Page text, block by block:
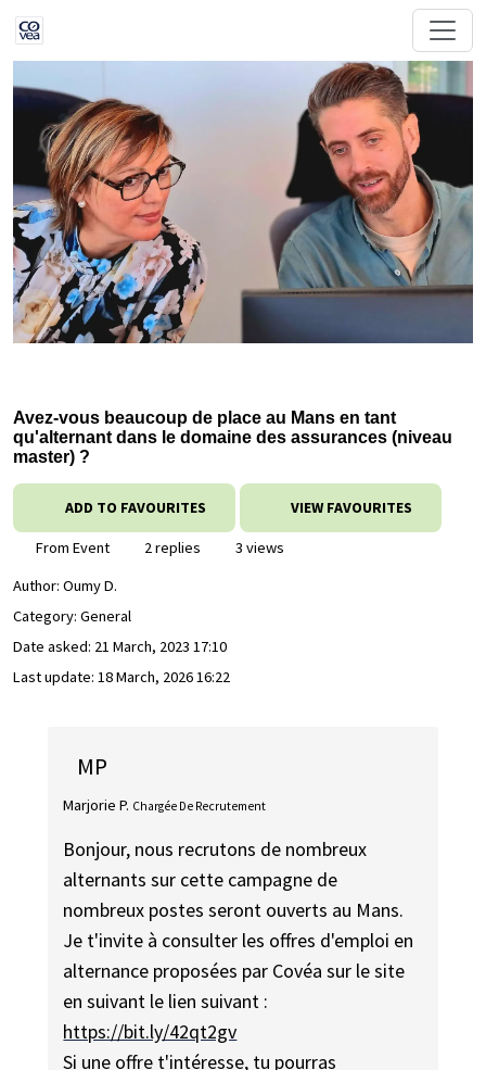
Avez-vous beaucoup de place au Mans en tant
qu'alternant dans le domaine des assurances (niveau
master) ?
ADD TO FAVOURITES VIEW FAVOURITES
From Event 2 replies
3 views
Author: Oumy D.
Category: General
Date asked: 21 March, 2023 17:10
Last update: 18 March, 2026 16:22
MP
Marjorie P. Chargée De Recrutement
Bonjour, nous recrutons de nombreux
alternants sur cette campagne de
nombreux postes seront ouverts au Mans.
Je t'invite à consulter les offres d'emploi en
alternance proposées par Covéa sur le site
en suivant le lien suivant :
https://bit.ly/42qt2gv
Si une offre t'intéresse, tu pourras